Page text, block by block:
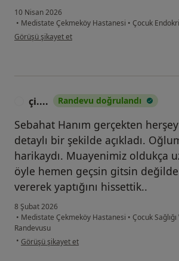
10 Nisan 2026
• Medistate Çekmeköy Hastanesi • Çocuk
kullanıcının görüşüne göre bh...a
Görüşü şikayet et
çi.... Randevu doğrulandı
Sebahat Hanım gerçekten
detaylı bir şekilde açıkladı.
harikaydı. Muayenimiz oldukça
öyle hemen geçsin gitsin değilde
vererek yaptığını hissettik..
8 Şubat 2026
• Medistate Çekmeköy Hastanesi • Çocuk
Randevusu
• kullanıcının görüşüne göre çi....
Görüşü şikayet et